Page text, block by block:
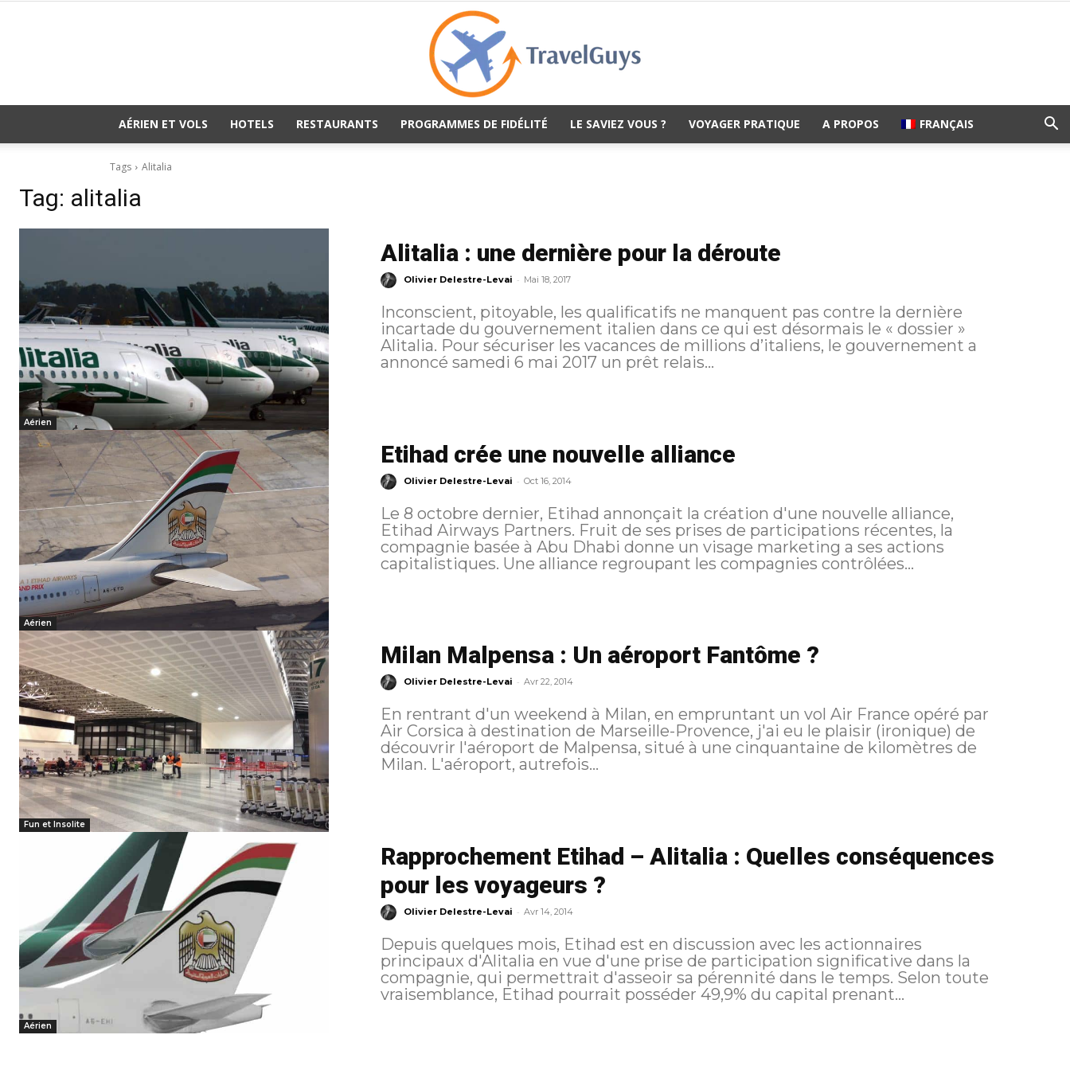
AÉRIEN ET VOLS HOTELS RESTAURANTS PROGRAMMES DE FIDÉLITÉ LE SAVIEZ VOUS ? VOYAGER PRATIQUE A PROPOS FRANÇAIS
Tags Alitalia
Tag: alitalia
Aérien
Alitalia : une dernière pour la déroute
Olivier Delestre-Levai - Mai 18, 2017
Inconscient, pitoyable, les qualificatifs ne manquent pas contre la dernière
incartade du gouvernement italien dans ce qui est désormais le « dossier »
Alitalia. Pour sécuriser les vacances de millions d’italiens, le gouvernement a
annoncé samedi 6 mai 2017 un prêt relais...
Aérien
Etihad crée une nouvelle alliance
Olivier Delestre-Levai - Oct 16, 2014
Le 8 octobre dernier, Etihad annonçait la création d'une nouvelle alliance,
Etihad Airways Partners. Fruit de ses prises de participations récentes, la
compagnie basée à Abu Dhabi donne un visage marketing a ses actions
capitalistiques. Une alliance regroupant les compagnies contrôlées...
Fun et Insolite
Milan Malpensa : Un aéroport Fantôme ?
Olivier Delestre-Levai - Avr 22, 2014
En rentrant d'un weekend à Milan, en empruntant un vol Air France opéré par
Air Corsica à destination de Marseille-Provence, j'ai eu le plaisir (ironique) de
découvrir l'aéroport de Malpensa, situé à une cinquantaine de kilomètres de
Milan. L'aéroport, autrefois...
Aérien
Rapprochement Etihad – Alitalia : Quelles conséquences
pour les voyageurs ?
Olivier Delestre-Levai - Avr 14, 2014
Depuis quelques mois, Etihad est en discussion avec les actionnaires
principaux d'Alitalia en vue d'une prise de participation significative dans la
compagnie, qui permettrait d'asseoir sa pérennité dans le temps. Selon toute
vraisemblance, Etihad pourrait posséder 49,9% du capital prenant...